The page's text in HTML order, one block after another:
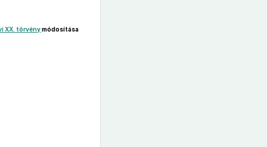
XX. törvénymódosítása